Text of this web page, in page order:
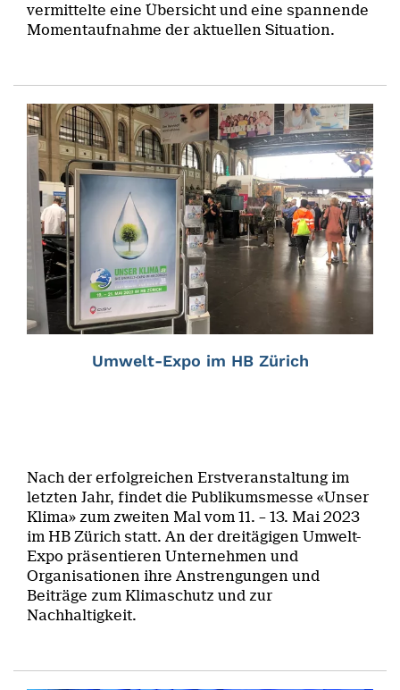
vermittelte eine Übersicht und eine spannende
Momentaufnahme der aktuellen Situation.
Umwelt-Expo im HB Zürich
Nach der erfolgreichen Erstveranstaltung im
letzten Jahr, findet die Publikumsmesse «Unser
Klima» zum zweiten Mal vom 11. – 13. Mai 2023
im HB Zürich statt. An der dreitägigen Umwelt-
Expo präsentieren Unternehmen und
Organisationen ihre Anstrengungen und
Beiträge zum Klimaschutz und zur
Nachhaltigkeit.